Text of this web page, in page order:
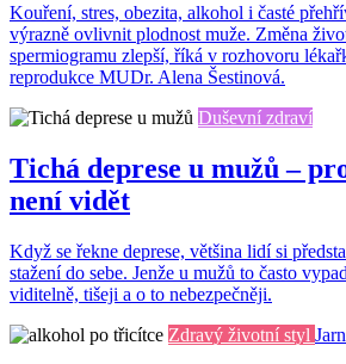
Kouření, stres, obezita, alkohol i časté
výrazně ovlivnit plodnost muže. Změna
spermiogramu zlepší, říká v rozhovoru
reprodukce MUDr. Alena Šestinová.
Duševní zdraví
Tichá deprese u mužů –
není vidět
Když se řekne deprese, většina lidí si
stažení do sebe. Jenže u mužů to často
viditelně, tišeji a o to nebezpečněji.
Zdravý životní styl